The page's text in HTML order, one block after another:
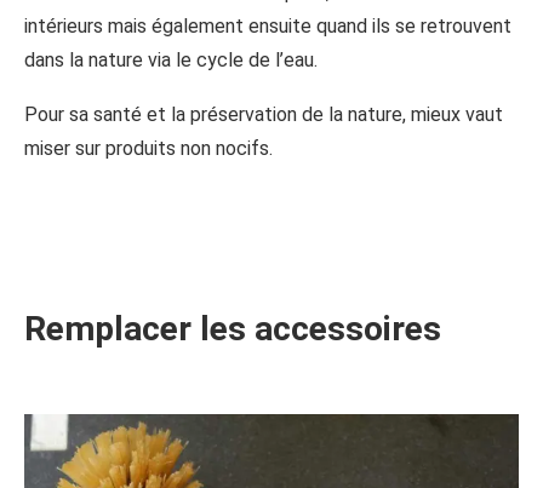
intérieurs mais également ensuite quand ils se retrouvent
dans la nature via le cycle de l’eau.
Pour sa santé et la préservation de la nature, mieux vaut
miser sur produits non nocifs.
Remplacer les accessoires